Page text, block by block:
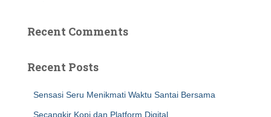
Recent Comments
Recent Posts
Sensasi Seru Menikmati Waktu Santai Bersama
Secangkir Kopi dan Platform Digital